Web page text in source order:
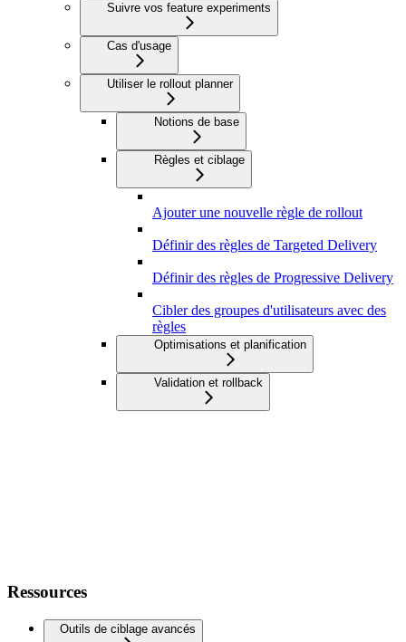
Suivre vos feature experiments
Cas d'usage
Utiliser le rollout planner
Notions de base
Règles et ciblage
Ajouter une nouvelle règle de rollout
Définir des règles de Targeted Delivery
Définir des règles de Progressive Delivery
Cibler des groupes d'utilisateurs avec des
règles
Optimisations et planification
Validation et rollback
Ressources
Outils de ciblage avancés